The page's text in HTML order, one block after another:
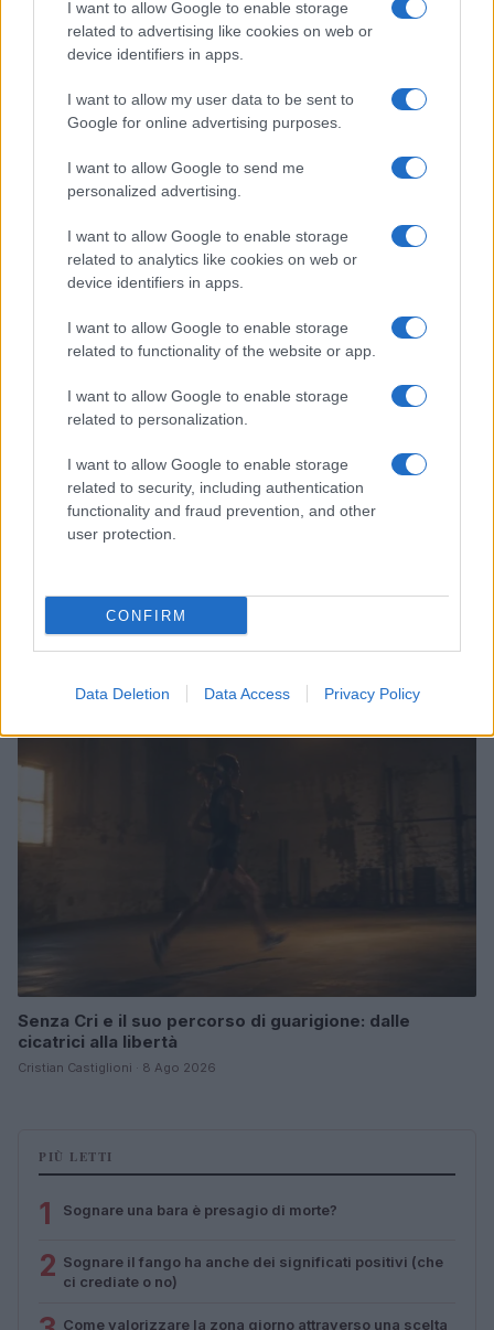
I want to allow Google to enable storage
related to advertising like cookies on web or
device identifiers in apps.
I want to allow my user data to be sent to
Google for online advertising purposes.
I want to allow Google to send me
personalized advertising.
I want to allow Google to enable storage
related to analytics like cookies on web or
device identifiers in apps.
I want to allow Google to enable storage
related to functionality of the website or app.
I want to allow Google to enable storage
related to personalization.
I want to allow Google to enable storage
related to security, including authentication
functionality and fraud prevention, and other
user protection.
CONFIRM
Data Deletion Data Access Privacy Policy
tracker giusto
Camilla Fiore · 8 Ago 2026
Allenamento in spiaggia: sequenze a corpo libero
efficaci
Senza Cri e il suo percorso di guarigione: dalle
cicatrici alla libertà
Cristian Castiglioni · 8 Ago 2026
PIÙ LETTI
1 Sognare una bara è presagio di morte?
2 Sognare il fango ha anche dei significati positivi (che
ci crediate o no)
Come valorizzare la zona giorno attraverso una scelta